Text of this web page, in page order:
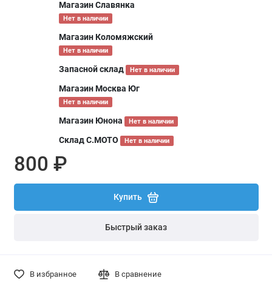
Магазин Славянка
Нет в наличии
Магазин Коломяжский
Нет в наличии
Запасной склад Нет в наличии
Магазин Москва Юг
Нет в наличии
Магазин Юнона Нет в наличии
Склад С.МОТО Нет в наличии
800 ₽
Купить
Быстрый заказ
В избранное В сравнение